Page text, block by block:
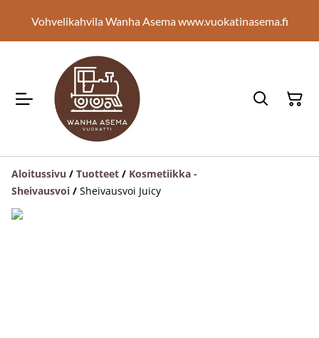
Vohvelikahvila Wanha Asema www.vuokatinasema.fi
Aloitussivu / Tuotteet / Kosmetiikka -
Sheivausvoi / Sheivausvoi Juicy